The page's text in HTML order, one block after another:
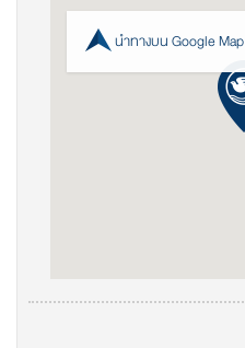
นำทางบน Google Map